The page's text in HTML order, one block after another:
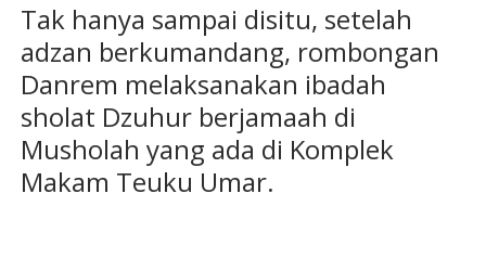
Tak hanya sampai disitu, setelah
adzan berkumandang, rombongan
Danrem melaksanakan ibadah
sholat Dzuhur berjamaah di
Musholah yang ada di Komplek
Makam Teuku Umar.